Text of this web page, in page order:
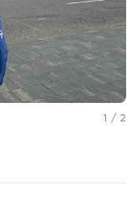
1 / 2